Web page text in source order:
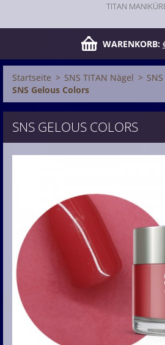
TITAN
WARENKORB:
Startseite > SNS TITAN Nägel >
SNS Gelous Colors
SNS GELOUS COLORS